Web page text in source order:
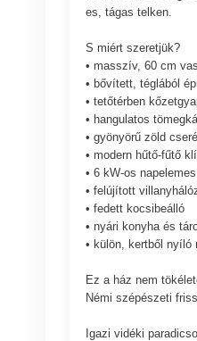
es, tágas telken.
S miért szeretjük?
• masszív, 60 cm
• bővített, téglából
• tetőtérben
• hangulatos
• gyönyörű zöld
• modern hűtő-fűtő
• 6 kW-os
• felújított
• fedett kocsibeálló
• nyári konyha és
• külön, kertből nyíló
Ez a ház nem
Némi szépészeti
Igazi vidéki